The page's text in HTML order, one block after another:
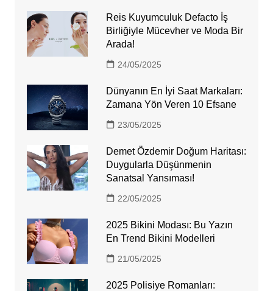
Reis Kuyumculuk Defacto İş
Birliğiyle Mücevher ve Moda Bir
Arada!
24/05/2025
Dünyanın En İyi Saat Markaları:
Zamana Yön Veren 10 Efsane
23/05/2025
Demet Özdemir Doğum Haritası:
Duygularla Düşünmenin
Sanatsal Yansıması!
22/05/2025
2025 Bikini Modası: Bu Yazın
En Trend Bikini Modelleri
21/05/2025
2025 Polisiye Romanları: